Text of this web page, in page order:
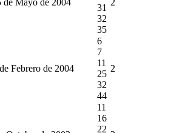
31
32
35
Febrero de 2004
6
7
11
25
32
44
2
11
16
22